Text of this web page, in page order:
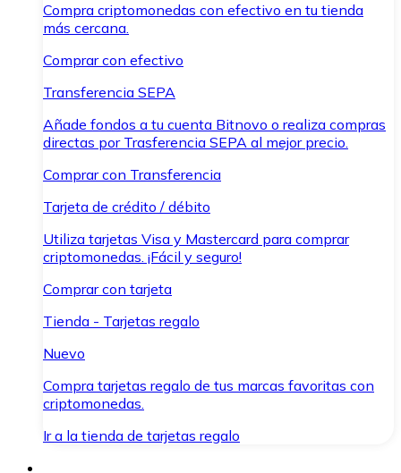
Compra criptomonedas con efectivo en tu tienda
más cercana.
Comprar con efectivo
Transferencia SEPA
Añade fondos a tu cuenta Bitnovo o realiza compras
directas por Trasferencia SEPA al mejor precio.
Comprar con Transferencia
Tarjeta de crédito / débito
Utiliza tarjetas Visa y Mastercard para comprar
criptomonedas. ¡Fácil y seguro!
Comprar con tarjeta
Tienda - Tarjetas regalo
Nuevo
Compra tarjetas regalo de tus marcas favoritas con
criptomonedas.
Ir a la tienda de tarjetas regalo